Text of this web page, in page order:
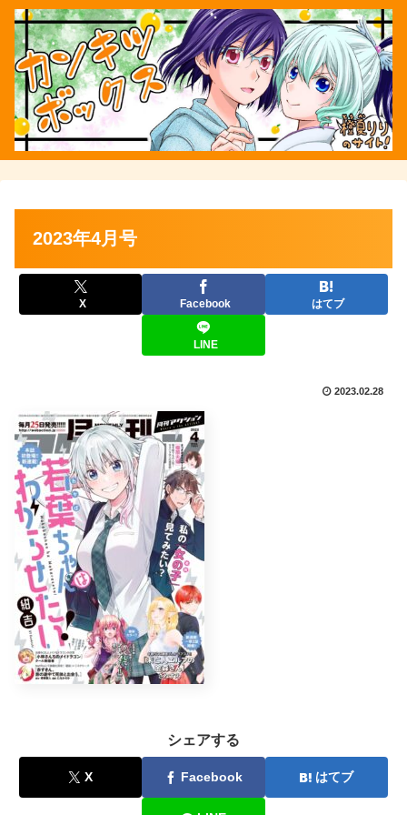
2023年4月号
X Facebook はてブ
LINE
2023.02.28
シェアする
X Facebook はてブ